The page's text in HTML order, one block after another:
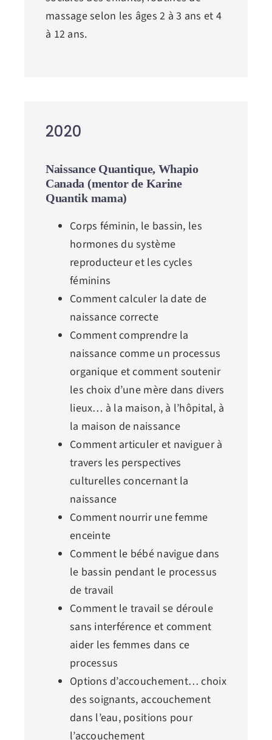
massage selon les âges 2 à 3 ans et 4
à 12 ans.
2020
Naissance Quantique, Whapio
Canada (mentor de Karine
Quantik mama)
Corps féminin, le bassin, les
hormones du système
reproducteur et les cycles
féminins
Comment calculer la date de
naissance correcte
Comment comprendre la
naissance comme un processus
organique et comment soutenir
les choix d’une mère dans divers
lieux… à la maison, à l’hôpital, à
la maison de naissance
Comment articuler et naviguer à
travers les perspectives
culturelles concernant la
naissance
Comment nourrir une femme
enceinte
Comment le bébé navigue dans
le bassin pendant le processus
de travail
Comment le travail se déroule
sans interférence et comment
aider les femmes dans ce
processus
Options d’accouchement… choix
des soignants, accouchement
dans l’eau, positions pour
l’accouchement